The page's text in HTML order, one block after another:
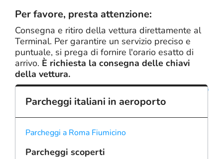
Per favore, presta attenzione:
Consegna e ritiro della vettura direttamente al
Terminal. Per garantire un servizio preciso e
puntuale, si prega di fornire l'orario esatto di
arrivo. È richiesta la consegna delle chiavi
della vettura.
su
Parcheggi italiani in aeroporto
Parcheggi a Roma Fiumicino
Parcheggi scoperti